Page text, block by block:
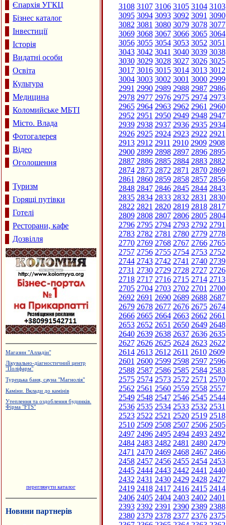
Єпархія УГКЦ
Бізнес каталог
Інвестиції
Історія
Видатні особи
Освіта
Культура
Медицина
Коломийське МБТІ
Місто. Влада
Фотогалерея
Відео
Оголошення
Туризм
Горящі путівки
Готелі
Ресторани, кафе
Дозвілля
Приватна садиба "Добрий ранок"
Магазин-склад "Теплий дім",
утеплення фасадів
Гуртовня канцтоварів
Кафе "Fresh"
Монтаж та ремонт електропроводки
переглянути каталог
Новини партнерів
3108 3107 3106 3105 3104 3103
3095 3094 3093 3092 3091 3090
3082 3081 3080 3079 3078 3077
3069 3068 3067 3066 3065 3064
3056 3055 3054 3053 3052 3051
3043 3042 3041 3040 3039 3038
3030 3029 3028 3027 3026 3025
3017 3016 3015 3014 3013 3012
3004 3003 3002 3001 3000 2999
2991 2990 2989 2988 2987 2986
2978 2977 2976 2975 2974 2973
2965 2964 2963 2962 2961 2960
2952 2951 2950 2949 2948 2947
2939 2938 2937 2936 2935 2934
2926 2925 2924 2923 2922 2921
2913 2912 2911 2910 2909 2908
2900 2899 2898 2897 2896 2895
2887 2886 2885 2884 2883 2882
2874 2873 2872 2871 2870 2869
2861 2860 2859 2858 2857 2856
2848 2847 2846 2845 2844 2843
2835 2834 2833 2832 2831 2830
2822 2821 2820 2819 2818 2817
2809 2808 2807 2806 2805 2804
2796 2795 2794 2793 2792 2791
2783 2782 2781 2780 2779 2778
2770 2769 2768 2767 2766 2765
2757 2756 2755 2754 2753 2752
2744 2743 2742 2741 2740 2739
2731 2730 2729 2728 2727 2726
2718 2717 2716 2715 2714 2713
2705 2704 2703 2702 2701 2700
2692 2691 2690 2689 2688 2687
2679 2678 2677 2676 2675 2674
2666 2665 2664 2663 2662 2661
2653 2652 2651 2650 2649 2648
2640 2639 2638 2637 2636 2635
2627 2626 2625 2624 2623 2622
2614 2613 2612 2611 2610 2609
2601 2600 2599 2598 2597 2596
2588 2587 2586 2585 2584 2583
2575 2574 2573 2572 2571 2570
2562 2561 2560 2559 2558 2557
2549 2548 2547 2546 2545 2544
2536 2535 2534 2533 2532 2531
2523 2522 2521 2520 2519 2518
2510 2509 2508 2507 2506 2505
2497 2496 2495 2494 2493 2492
2484 2483 2482 2481 2480 2479
2471 2470 2469 2468 2467 2466
2458 2457 2456 2455 2454 2453
2445 2444 2443 2442 2441 2440
2432 2431 2430 2429 2428 2427
2419 2418 2417 2416 2415 2414
2406 2405 2404 2403 2402 2401
2393 2392 2391 2390 2389 2388
2380 2379 2378 2377 2376 2375